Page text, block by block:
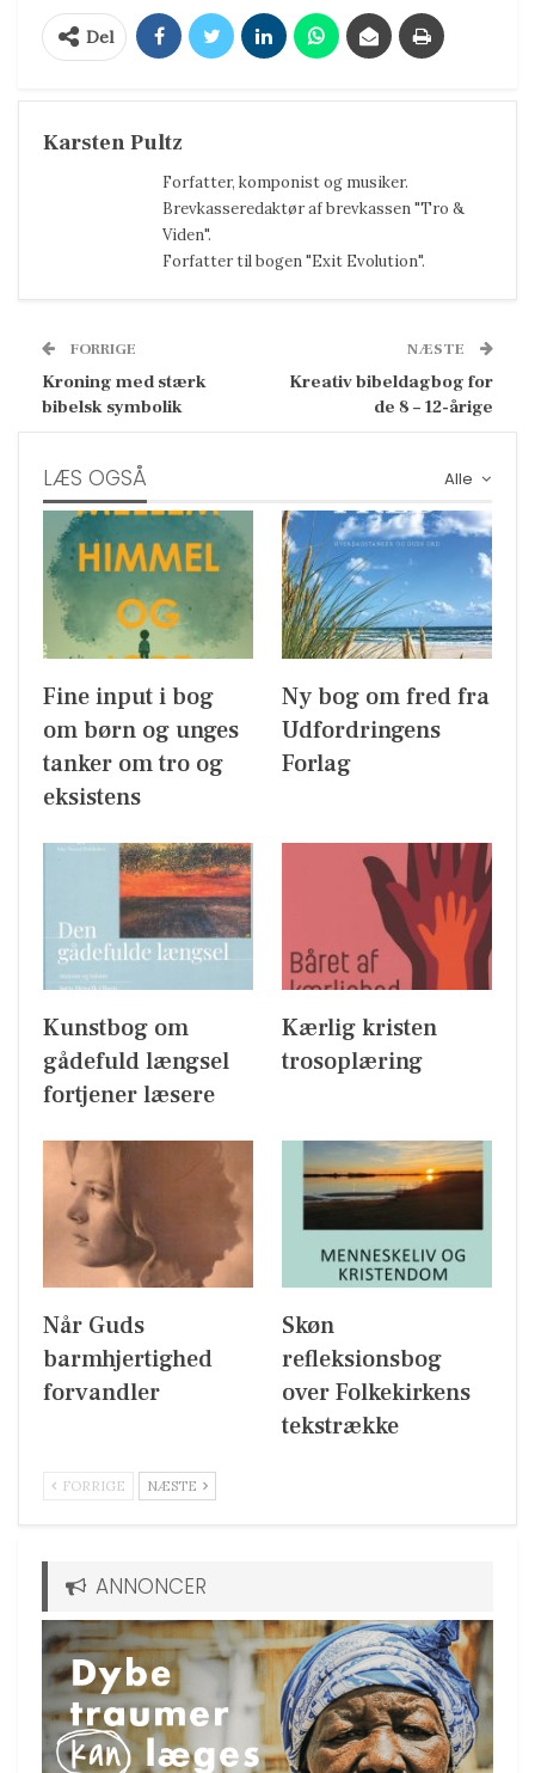
Del
Karsten Pultz
Forfatter, komponist og musiker.
Brevkasseredaktør af brevkassen "Tro &
Viden".
Forfatter til bogen "Exit Evolution".
FORRIGE
Kroning med stærk
bibelsk symbolik
NÆSTE
Kreativ bibeldagbog for
de 8 – 12-årige
Alle
LÆS OGSÅ
Fine input i bog
om børn og unges
tanker om tro og
eksistens
Ny bog om fred fra
Udfordringens
Forlag
Kunstbog om
gådefuld længsel
fortjener læsere
Kærlig kristen
trosoplæring
Når Guds
barmhjertighed
forvandler
Skøn
refleksionsbog
over Folkekirkens
tekstrække
FORRIGE NÆSTE
ANNONCER